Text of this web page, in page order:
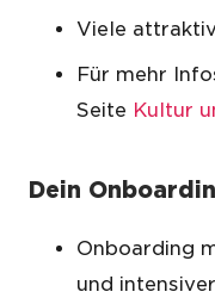
Viele
Für mehr
Seite Kultur
Dein
Onboarding
und